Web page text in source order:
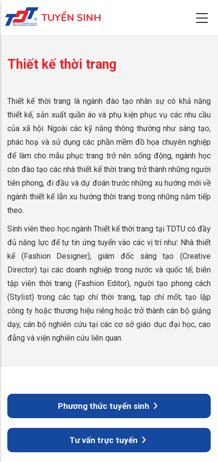
đến
TUYỂN SINH
Thiết kế thời trang
Thiết kế thời trang là ngành đào tạo nhân sự có khả năng
thiết kế, sản xuất quần áo và phụ kiện phục vụ các nhu cầu
của xã hội. Ngoài các kỹ năng thông thường như sáng tạo,
phác hoạ và sử dụng các phần mềm đồ họa chuyên nghiệp
để làm cho mẫu phục trang trở nên sống động, ngành học
còn đào tạo các nhà thiết kế thời trang trở thành những người
tiên phong, đi đầu và dự đoán trước những xu hướng mới về
ngành thiết kế lẫn xu hướng thời trang trong những năm tiếp
theo.
Sinh viên theo học ngành Thiết kế thời trang tại TDTU có đầy
đủ năng lực để tự tin ứng tuyển vào các vị trí như: Nhà thiết
kế (Fashion Designer), giám đốc sáng tạo (Creative
Director) tại các doanh nghiệp trong nước và quốc tế; biên
tập viên thời trang (Fashion Editor), người tạo phong cách
(Stylist) trong các tạp chí thời trang, tạp chí mốt; tạo lập
công ty hoặc thương hiệu riêng hoặc trở thành cán bộ giảng
dạy, cán bộ nghiên cứu tại các cơ sở giáo dục đại học, cao
đẳng và viện nghiên cứu liên quan.
Phương thức tuyển sinh
Tư vấn trực tuyến